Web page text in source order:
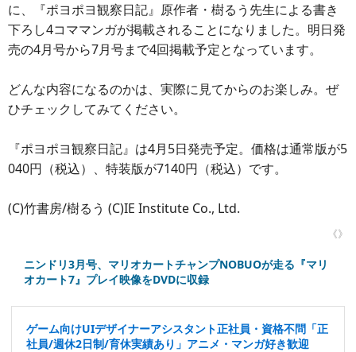
に、『ポヨポヨ観察日記』原作者・樹るう先生による書き
下ろし4コママンガが掲載されることになりました。明日発
売の4月号から7月号まで4回掲載予定となっています。
どんな内容になるのかは、実際に見てからのお楽しみ。ぜ
ひチェックしてみてください。
『ポヨポヨ観察日記』は4月5日発売予定。価格は通常版が5
040円（税込）、特装版が7140円（税込）です。
(C)竹書房/樹るう (C)IE Institute Co., Ltd.
《》
ニンドリ3月号、マリオカートチャンプNOBUOが走る『マリ
オカート7』プレイ映像をDVDに収録
ゲーム向けUIデザイナーアシスタント正社員・資格不問「正
社員/週休2日制/育休実績あり」アニメ・マンガ好き歓迎